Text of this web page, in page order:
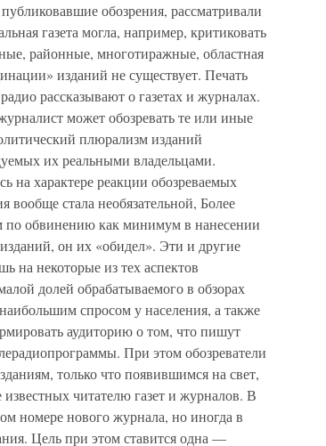
обозрения, рассматривали
газета могла, например, критиковать
районные, многотиражные, областная
изданий не существует. Печать
рассказывают о газетах и журналах.
может обозревать те или иные
плюрализм изданий
их реальными владельцами.
на характере реакции обозреваемых
вообще стала необязательной, Более
по обвинению как минимум в нанесении
он их «обидел». Эти и другие
на некоторые из тех аспектов
долей обрабатываемого в обзорах
спросом у населения, а также
аудиторию о том, что пишут
При этом обозреватели
только что появившимся на свет,
читателю газет и журналов. В
номере нового журнала, но иногда в
Цель при этом ставится одна —